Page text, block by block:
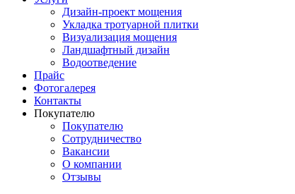
Дизайн-проект мощения
Укладка тротуарной плитки
Визуализация мощения
Ландшафтный дизайн
Водоотведение
Прайс
Фотогалерея
Контакты
Покупателю
Покупателю
Сотрудничество
Вакансии
О компании
Отзывы